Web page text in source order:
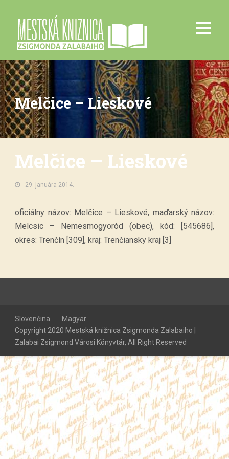
Melčice – Lieskové
Melčice – Lieskové
29. januára 2014.
oficiálny názov: Melčice – Lieskové, maďarský názov:
Melcsic – Nemesmogyoród (obec), kód: [545686],
okres: Trenčín [309], kraj: Trenčiansky kraj [3]
Slovenčina
Magyar
Copyright 2020 Mestská knižnica Zsigmonda Zalabaiho |
Zalabai Zsigmond Városi Könyvtár, All Right Reserved